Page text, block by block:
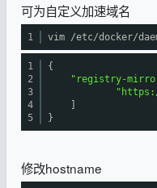
可为自定义加速域名
1 vim /etc/docker/
1
2
3
4
5
{
"registry-
}
修改hostname